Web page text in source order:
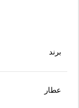
برند
عطار